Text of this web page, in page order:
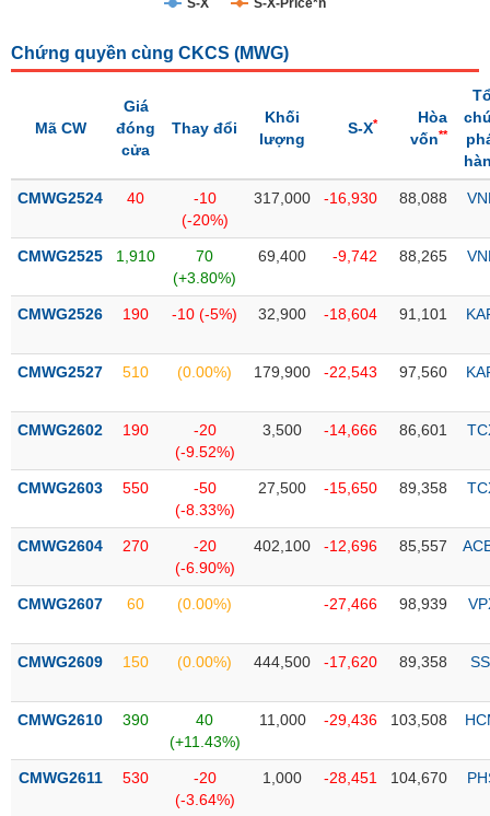
thái
thị
Niêm
Niêm
mới
yết
bổ
Hủy
yết
dõi
biệt
được
ký
Danh
S-X S-X-Price*n
Chứng quyền cùng CKCS (MWG)
Mã CW
Giá
đóng
cửa
Thay đổi
Khối
lượng
S-X*
Hòa
vốn**
CMWG2524 40
-10
(-20%)
317,000 -16,930 88,088
CMWG2525 1,910
70
(+3.80%)
69,400 -9,742 88,265
CMWG2526 190 -10 (-5%) 32,900 -18,604 91,101
CMWG2527 510 (0.00%) 179,900 -22,543 97,560
CMWG2602 190
-20
(-9.52%)
3,500 -14,666 86,601
CMWG2603 550
-50
(-8.33%)
27,500 -15,650 89,358
CMWG2604 270
-20
(-6.90%)
402,100 -12,696 85,557
CMWG2607 60 (0.00%) -27,466 98,939
CMWG2609 150 (0.00%) 444,500 -17,620 89,358
CMWG2610 390
40
(+11.43%)
11,000 -29,436 103,508
CMWG2611 530
-20
(-3.64%)
1,000 -28,451 104,670
NGÀNH
NGHIỆP
PHIẾU
PHÁI
TRÁI
PHIẾU
CÔNG
CỤ
TƯ
DỮ
LIỆU